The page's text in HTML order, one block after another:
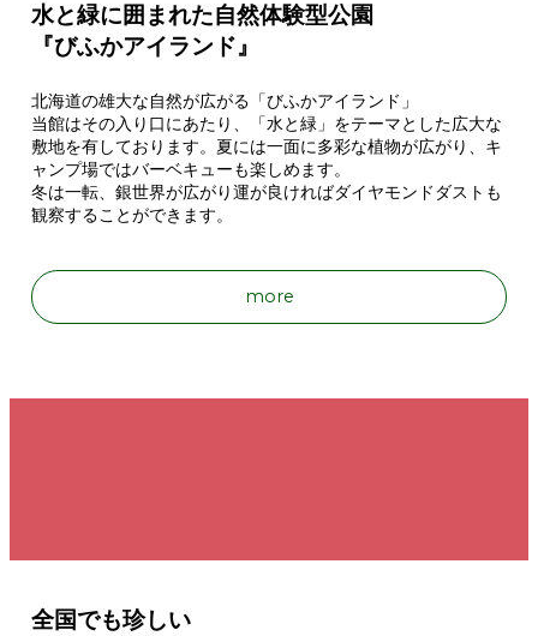
水と緑に囲まれた自然体験型公園
『びふかアイランド』
北海道の雄大な自然が広がる「びふかアイランド」
当館はその入り口にあたり、「水と緑」をテーマとした広大な
敷地を有しております。夏には一面に多彩な植物が広がり、キ
ャンプ場ではバーベキューも楽しめます。
冬は一転、銀世界が広がり運が良ければダイヤモンドダストも
観察することができます。
more
全国でも珍しい